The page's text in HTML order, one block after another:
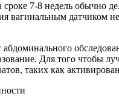
7-8 недель обычно
вагинальным датчиком
Для того чтобы
таких как